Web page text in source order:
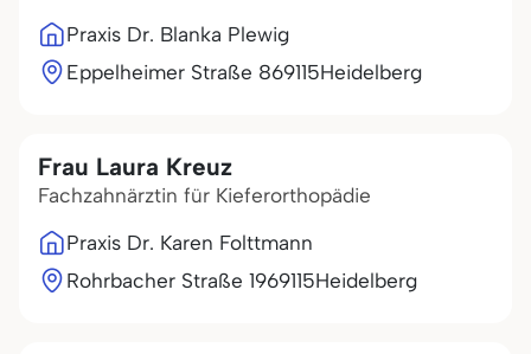
Praxis Dr. Blanka Plewig
Eppelheimer Straße 869115Heidelberg
Frau Laura Kreuz
Fachzahnärztin für Kieferorthopädie
Praxis Dr. Karen Folttmann
Rohrbacher Straße 1969115Heidelberg